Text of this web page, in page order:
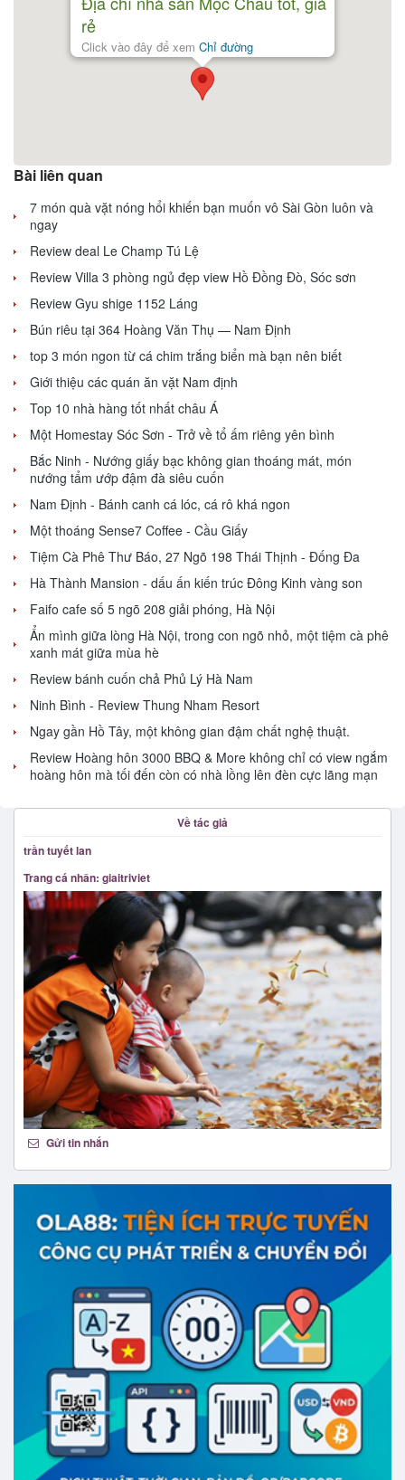
rẻ
Click vào đây để xem Chỉ đường
Bài liên quan
7 món quà vặt nóng hổi khiến bạn muốn vô Sài Gòn luôn và
ngay
Review deal Le Champ Tú Lệ
Review Villa 3 phòng ngủ đẹp view Hồ Đồng Đò, Sóc sơn
Review Gyu shige 1152 Láng
Bún riêu tại 364 Hoàng Văn Thụ — Nam Định
top 3 món ngon từ cá chim trắng biển mà bạn nên biết
Giới thiệu các quán ăn vặt Nam định
Top 10 nhà hàng tốt nhất châu Á
Một Homestay Sóc Sơn - Trở về tổ ấm riêng yên bình
Bắc Ninh - Nướng giấy bạc không gian thoáng mát, món
nướng tẩm ướp đậm đà siêu cuốn
Nam Định - Bánh canh cá lóc, cá rô khá ngon
Một thoáng Sense7 Coffee - Cầu Giấy
Tiệm Cà Phê Thư Báo, 27 Ngõ 198 Thái Thịnh - Đống Đa
Hà Thành Mansion - dấu ấn kiến trúc Đông Kinh vàng son
Faifo cafe số 5 ngõ 208 giải phóng, Hà Nội
Ẩn mình giữa lòng Hà Nội, trong con ngõ nhỏ, một tiệm cà phê
xanh mát giữa mùa hè
Review bánh cuốn chả Phủ Lý Hà Nam
Ninh Bình - Review Thung Nham Resort
Ngay gần Hồ Tây, một không gian đậm chất nghệ thuật.
Review Hoàng hôn 3000 BBQ & More không chỉ có view ngắm
hoàng hôn mà tối đến còn có nhà lồng lên đèn cực lãng mạn
Về tác giả
trần tuyết lan
Trang cá nhân: giaitriviet
Gửi tin nhắn